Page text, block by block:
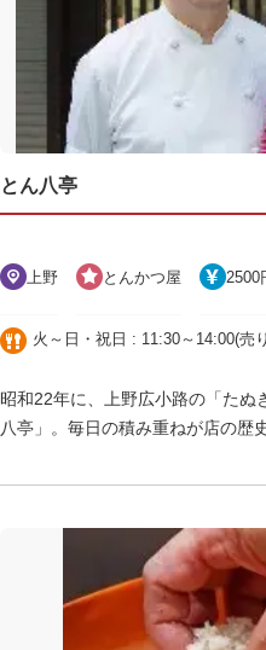
とん八亭
上野 とんかつ屋 2500
火～日・祝日 : 11:30～14:00(売
昭和22年に、上野広小路の「たぬ
八亭」。毎日の積み重ねが店の歴